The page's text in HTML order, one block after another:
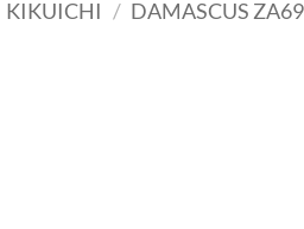
KIKUICHI / DAMASCUS ZA69